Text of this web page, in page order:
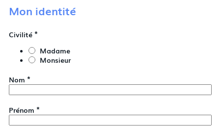
Mon identité
Civilité *
Madame
Monsieur
Nom *
Prénom *